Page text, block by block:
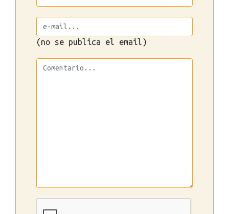
(no se publica el email)